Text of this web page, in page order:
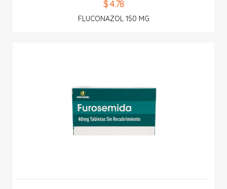
$ 4.78
FLUCONAZOL 150 MG